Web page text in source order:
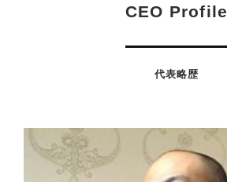
CEO Profile
代表略歴